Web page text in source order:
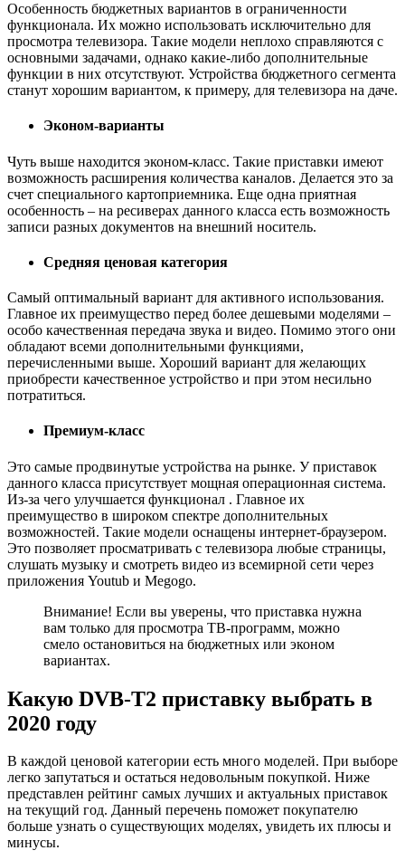
Особенность бюджетных вариантов в ограниченности
функционала. Их можно использовать исключительно для
просмотра телевизора. Такие модели неплохо справляются с
основными задачами, однако какие-либо дополнительные
функции в них отсутствуют. Устройства бюджетного сегмента
станут хорошим вариантом, к примеру, для телевизора на даче.
Эконом-варианты
Чуть выше находится эконом-класс. Такие приставки имеют
возможность расширения количества каналов. Делается это за
счет специального картоприемника. Еще одна приятная
особенность – на ресиверах данного класса есть возможность
записи разных документов на внешний носитель.
Средняя ценовая категория
Самый оптимальный вариант для активного использования.
Главное их преимущество перед более дешевыми моделями –
особо качественная передача звука и видео. Помимо этого они
обладают всеми дополнительными функциями,
перечисленными выше. Хороший вариант для желающих
приобрести качественное устройство и при этом несильно
потратиться.
Премиум-класс
Это самые продвинутые устройства на рынке. У приставок
данного класса присутствует мощная операционная система.
Из-за чего улучшается функционал . Главное их
преимущество в широком спектре дополнительных
возможностей. Такие модели оснащены интернет-браузером.
Это позволяет просматривать с телевизора любые страницы,
слушать музыку и смотреть видео из всемирной сети через
приложения Youtub и Megogo.
Внимание! Если вы уверены, что приставка нужна
вам только для просмотра ТВ-программ, можно
смело остановиться на бюджетных или эконом
вариантах.
Какую DVB-T2 приставку выбрать в
2020 году
В каждой ценовой категории есть много моделей. При выборе
легко запутаться и остаться недовольным покупкой. Ниже
представлен рейтинг самых лучших и актуальных приставок
на текущий год. Данный перечень поможет покупателю
больше узнать о существующих моделях, увидеть их плюсы и
минусы.